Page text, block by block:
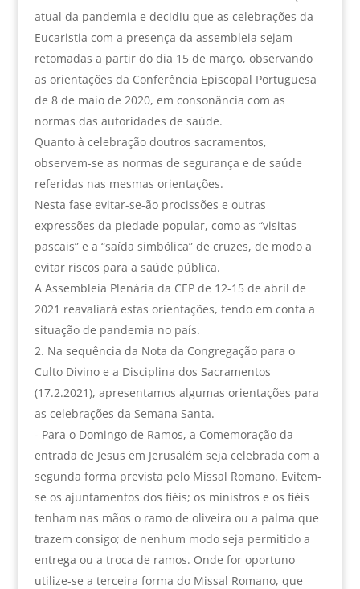
atual da pandemia e decidiu que as celebrações da
Eucaristia com a presença da assembleia sejam
retomadas a partir do dia 15 de março, observando
as orientações da Conferência Episcopal Portuguesa
de 8 de maio de 2020, em consonância com as
normas das autoridades de saúde.
Quanto à celebração doutros sacramentos,
observem-se as normas de segurança e de saúde
referidas nas mesmas orientações.
Nesta fase evitar-se-ão procissões e outras
expressões da piedade popular, como as “visitas
pascais” e a “saída simbólica” de cruzes, de modo a
evitar riscos para a saúde pública.
A Assembleia Plenária da CEP de 12-15 de abril de
2021 reavaliará estas orientações, tendo em conta a
situação de pandemia no país.
Na sequência da Nota da Congregação para o
Culto Divino e a Disciplina dos Sacramentos
(17.2.2021), apresentamos algumas orientações para
as celebrações da Semana Santa.
- Para o Domingo de Ramos, a Comemoração da
entrada de Jesus em Jerusalém seja celebrada com a
segunda forma prevista pelo Missal Romano. Evitem-
se os ajuntamentos dos fiéis; os ministros e os fiéis
tenham nas mãos o ramo de oliveira ou a palma que
trazem consigo; de nenhum modo seja permitido a
entrega ou a troca de ramos. Onde for oportuno
utilize-se a terceira forma do Missal Romano, que